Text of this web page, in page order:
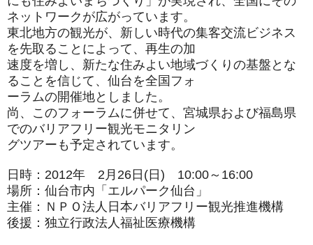
ネットワークが広がっています。
東北地方の観光が、 新しい時代の集客交流ビジネス
を先取ることによって、再生の加
速度を増し、 新たな住みよい地域づくりの基盤とな
ることを信じて、 仙台を全国フォ
ーラムの開催地としました。
尚、このフォーラムに併せて、 宮城県および福島県
でのバリアフリー観光モニタリン
グツアーも予定されています。
日時：2012年 2月26日(日) 10:00～16:00
場所：仙台市内「エルパーク仙台」
主催：ＮＰＯ法人日本バリアフリー観光推進機構
後援：独立行政法人福祉医療機構